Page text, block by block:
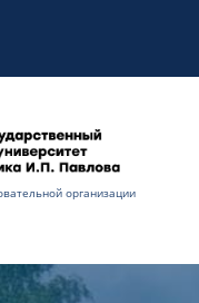
организации